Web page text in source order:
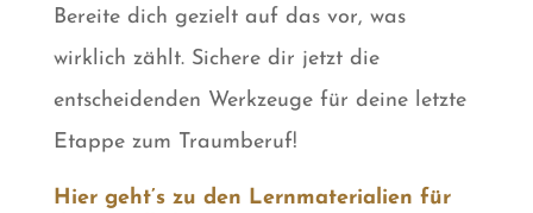
Bereite dich gezielt auf das vor, was
wirklich zählt. Sichere dir jetzt die
entscheidenden Werkzeuge für deine letzte
Etappe zum Traumberuf!
Hier geht’s zu den Lernmaterialien für